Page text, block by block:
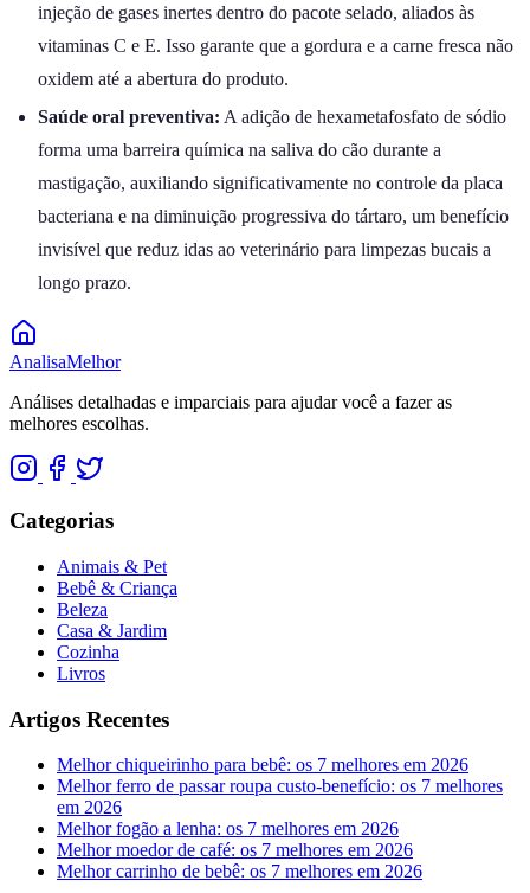
injeção de gases inertes dentro do pacote selado, aliados às
vitaminas C e E. Isso garante que a gordura e a carne fresca não
oxidem até a abertura do produto.
Saúde oral preventiva: A adição de hexametafosfato de sódio
forma uma barreira química na saliva do cão durante a
mastigação, auxiliando significativamente no controle da placa
bacteriana e na diminuição progressiva do tártaro, um benefício
invisível que reduz idas ao veterinário para limpezas bucais a
longo prazo.
AnalisaMelhor
Análises detalhadas e imparciais para ajudar você a fazer as
melhores escolhas.
Categorias
Animais & Pet
Bebê & Criança
Beleza
Casa & Jardim
Cozinha
Livros
Artigos Recentes
Melhor chiqueirinho para bebê: os 7 melhores em 2026
Melhor ferro de passar roupa custo-benefício: os 7 melhores
em 2026
Melhor fogão a lenha: os 7 melhores em 2026
Melhor moedor de café: os 7 melhores em 2026
Melhor carrinho de bebê: os 7 melhores em 2026